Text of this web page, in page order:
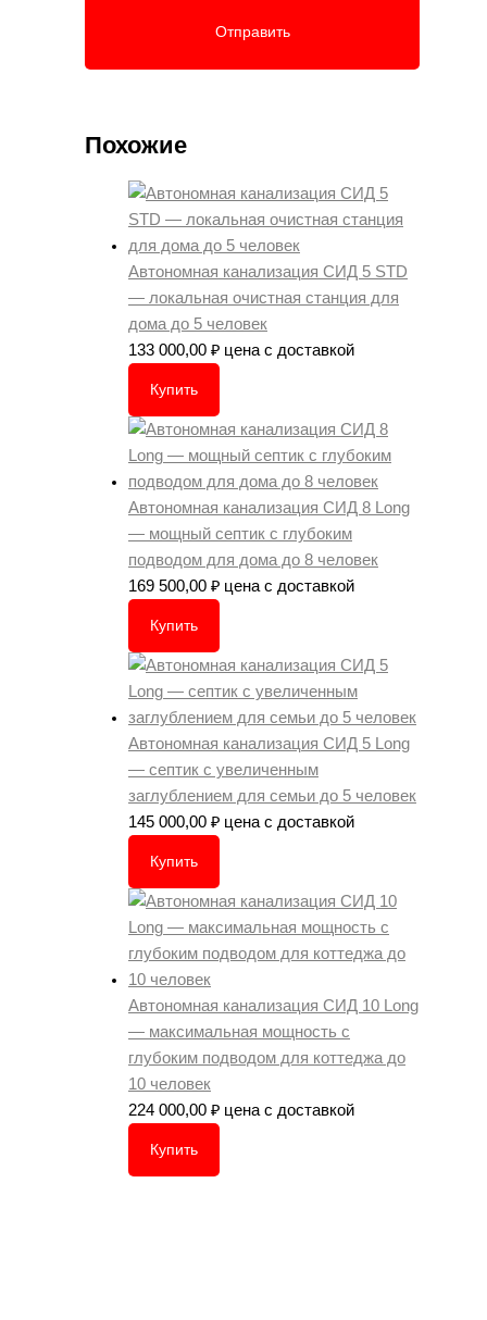
Похожие
Автономная канализация СИД 5 STD
— локальная очистная станция для
дома до 5 человек
133 000,00 ₽ цена с доставкой
Купить
Автономная канализация СИД 8 Long
— мощный септик с глубоким
подводом для дома до 8 человек
169 500,00 ₽ цена с доставкой
Купить
Автономная канализация СИД 5 Long
— септик с увеличенным
заглублением для семьи до 5 человек
145 000,00 ₽ цена с доставкой
Купить
Автономная канализация СИД 10 Long
— максимальная мощность с
глубоким подводом для коттеджа до
10 человек
224 000,00 ₽ цена с доставкой
Купить